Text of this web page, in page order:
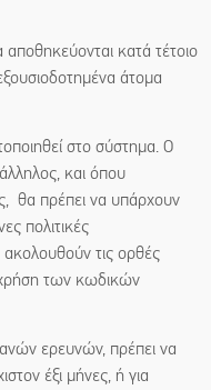
αποθηκεύονται κατά τέτοιο
άτομα
στο σύστημα. Ο
και όπου
θα πρέπει να υπάρχουν
πολιτικές
ακολουθούν τις ορθές
χρήση των κωδικών
ερευνών, πρέπει να
έξι μήνες, ή για